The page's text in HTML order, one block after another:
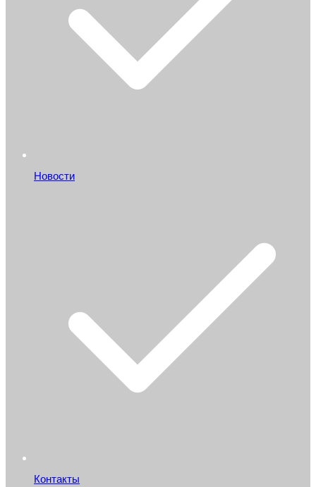
Новости
Контакты